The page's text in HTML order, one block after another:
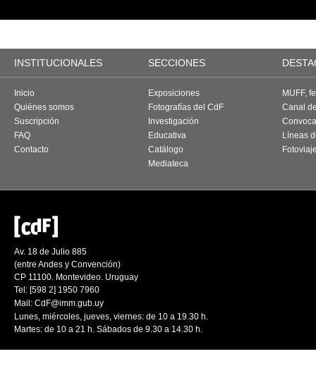
INSTITUCIONALES SECCIONES
Inicio
Quiénes somos
Suscripción
FAQ
Contacto
Exposiciones
Fotografías del CdF
Investigación
Educativa
Catálogo
Mediateca
MUFF,
Canal
Líneas
Av. 18 de Julio 885
(entre Andes y Convención)
CP 11100. Montevideo. Uruguay
Tel: [598 2] 1950 7960
Mail: CdF@imm.gub.uy
Lunes, miércoles, jueves, viernes: de 10 a 19.30 h.
Martes: de 10 a 21 h. Sábados de 9.30 a 14.30 h.